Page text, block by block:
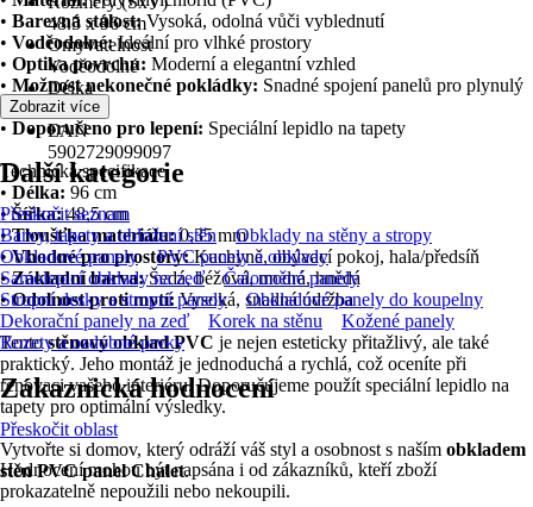
48.5 x 96 cm
Omyvatelnost
Voděodolné
Délka
96 cm
EAN
5902729099097
• Barevná stálost:Vysoká, odolná vůči vyblednutí
• Voděodolné:Ideální pro vlhké prostory
• Optika povrchu: Moderní a elegantní vzhled
• Možnost nekonečné pokládky: Snadné spojení panelů pro plynulý
vzhled
• Doporučeno pro lepení: Speciální lepidlo na tapety
Technická specifikace
• Délka: 96 cm
•Šířka:48,5 cm
•Tloušťka materiálu:0,35 mm
•Vhodné pro prostory:Kuchyně, obývací pokoj, hala/předsíň
•Základní barva:Šedá, béžová, modrá, hnědá
•Odolnost proti mytí:Vysoká, snadná údržba
Tentostěnový obklad PVC je nejen esteticky přitažlivý, ale také
praktický. Jeho montáž je jednoduchá a rychlá, což oceníte při
renovaci vašeho interiéru. Doporučujeme použít speciální lepidlo na
tapety pro optimální výsledky.
Vytvořte si domov, který odráží váš styl a osobnost s naším obkladem
stěn PVC panel Chalet.
Zobrazit více
Další kategorie
Přeskočit seznam
Barvy, tapety a obložení stěn
Obklady na stěny a stropy
Obkladové panely
PVC panely a obklady
Samolepicí obklady na zeď
Čalouněné panely
Stropní desky a stropní panely
Obkladové panely do koupelny
Dekorační panely na zeď
Korek na stěnu
Kožené panely
Rozety a ozdobné prvky
Zákaznická hodnocení
Přeskočit oblast
Hodnocení mohou být napsána i od zákazníků, kteří zboží
prokazatelně nepoužili nebo nekoupili.